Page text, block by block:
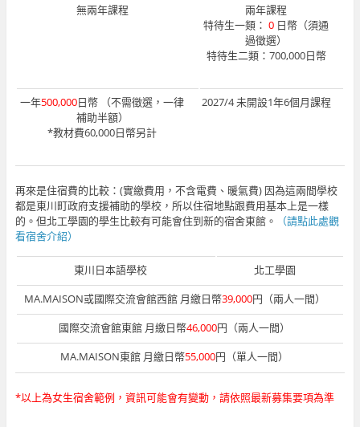
無兩年課程
兩年課程
特待生一類：0 日幣（須通
過徵選）
特待生二類：700,000日幣
一年500,000日幣 （不需徵選，一律
補助半額）
*教材費60,000日幣另計
2027/4 未開設1年6個月課程
再來是住宿費的比較：(實繳費用，不含電費、暖氣費) 因為這兩間學校
都是東川町政府支援補助的學校，所以住宿地點跟費用基本上是一樣
的。但北工學園的學生比較有可能會住到新的宿舍東館。
（請點此處觀
看宿舍介紹）
東川日本語學校
北工學園
MA.MAISON或國際交流會館西館 月繳日幣39,000円（兩人一間）
國際交流會館東館 月繳日幣46,000円（兩人一間）
MA.MAISON東館 月繳日幣55,000円（單人一間）
*以上為女生宿舍範例，資訊可能會有變動，請依照最新募集要項為準